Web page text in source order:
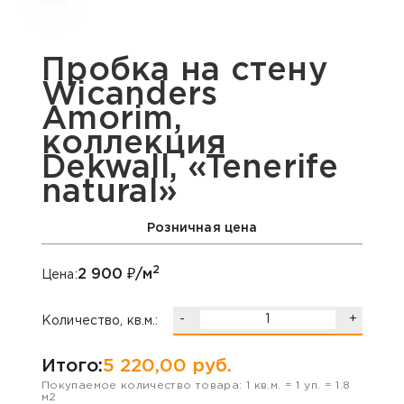
Пробка на стену
Wicanders
Amorim,
коллекция
Dekwall, «Tenerife
natural»
Розничная цена
Цена:2 900 ₽/м2
Количество, кв.м.: - +
Итого:5 220,00 руб.
Покупаемое количество товара: 1 кв.м. =1 уп. =1.8
м2